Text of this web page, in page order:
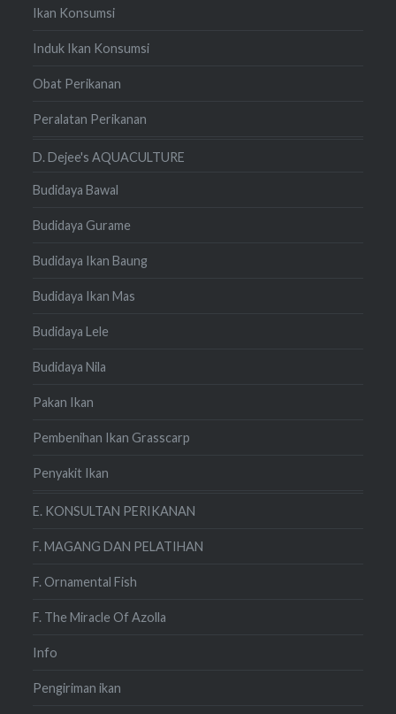
Ikan Konsumsi
Induk Ikan Konsumsi
Obat Perikanan
Peralatan Perikanan
D. Dejee's AQUACULTURE
Budidaya Bawal
Budidaya Gurame
Budidaya Ikan Baung
Budidaya Ikan Mas
Budidaya Lele
Budidaya Nila
Pakan Ikan
Pembenihan Ikan Grasscarp
Penyakit Ikan
E. KONSULTAN PERIKANAN
F. MAGANG DAN PELATIHAN
F. Ornamental Fish
F. The Miracle Of Azolla
Info
Pengiriman ikan